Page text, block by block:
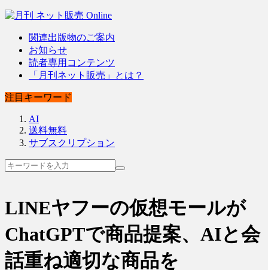
関連出版物のご案内
お知らせ
読者専用コンテンツ
「月刊ネット販売」とは？
注目キーワード
AI
送料無料
サブスクリプション
LINEヤフーの仮想モールが
ChatGPTで商品提案、AIと会
話重ね適切な商品を